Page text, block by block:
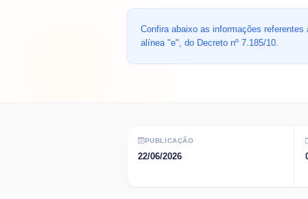
Confira abaixo as informações
alínea "e", do Decreto nº 7.185/10.
PUBLICAÇÃO
22/06/2026